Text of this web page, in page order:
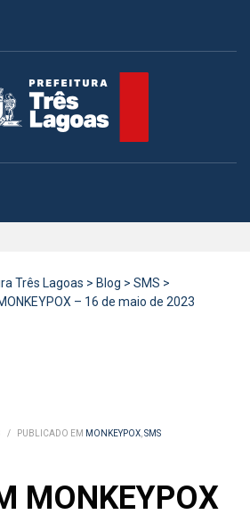
Três Lagoas > Blog > SMS >
– 16 de maio de 2023
/ PUBLICADO EM MONKEYPOX,SMS
MONKEYPOX